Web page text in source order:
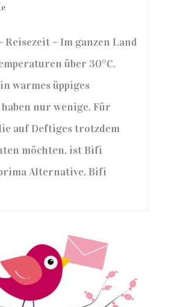
Reisezeit – Im ganzen Land
über 30°C.
warmes üppiges
nur wenige. Für
auf Deftiges trotzdem
möchten, ist Bifi
Alternative. Bifi